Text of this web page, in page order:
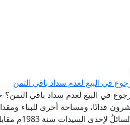
في البيع لعدم سداد باقي الثمن
في البيع لعدم سداد باقي
وقد